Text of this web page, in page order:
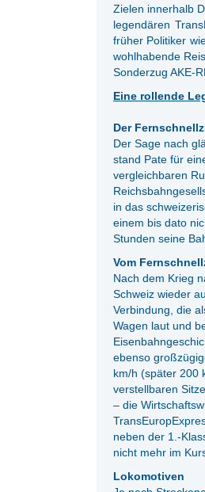
Zielen innerhalb
legendären
früher Politiker
wohlhabende
Sonderzug AKE-
Eine rollende
Der
Der Sage nach
stand Pate für
vergleichbaren
in das
einem bis dato
Stunden seine
Vom
Nach dem Krieg
Schweiz wieder
Verbindung, die
Wagen laut und
ebenso
km/h (später 200
verstellbaren
– die
neben der 1.-
nicht mehr im
Lokomotiven